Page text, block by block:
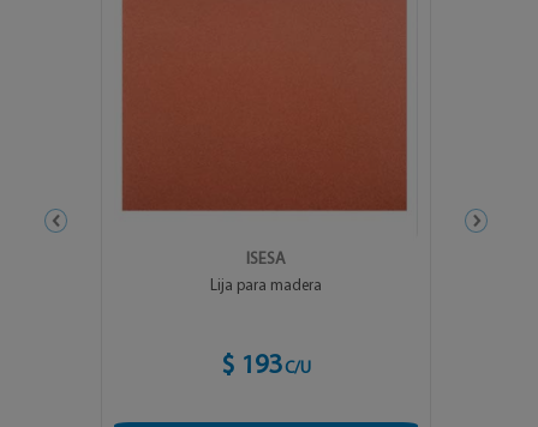
ISESA
Lija para madera
$ 193 C/U